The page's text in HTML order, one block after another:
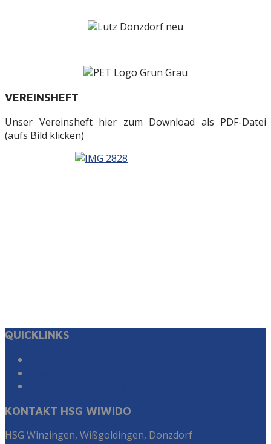
VEREINSHEFT
Unser Vereinsheft hier zum Download als PDF-Datei
(aufs Bild klicken)
QUICKLINKS
KONTAKT HSG WIWIDO
HSG Winzingen, Wißgoldingen, Donzdorf